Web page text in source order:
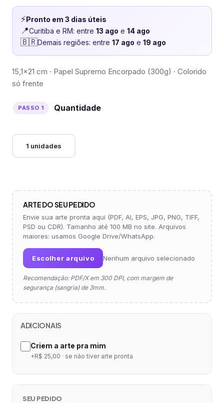
⚡Pronto em 3 dias úteis
📍Curitiba e RM: entre 13 ago e 14 ago
🇧🇷Demais regiões: entre 17 ago e 19 ago
15,1×21 cm · Papel Supremo Encorpado (300g) · Colorido
só frente
Quantidade
1 unidades
ARTE DO SEU PEDIDO
Envie sua arte pronta aqui (PDF, AI, EPS, JPG, PNG, TIFF,
PSD ou CDR). Tamanho até 100 MB no site. Arquivos
maiores: usamos Google Drive/WhatsApp.
Escolher arquivo Nenhum arquivo selecionado
Recomendação: PDF/X em 300 DPI, com margem de
segurança (sangria) de 3mm.
ADICIONAIS
Criem a arte pra mim
+R$ 25,00 · se não tiver arte pronta
SEU PEDIDO